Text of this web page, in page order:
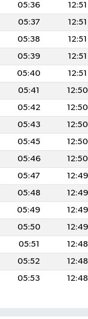
05:36 12:51
05:37 12:51
05:38 12:51
05:39 12:51
05:40 12:51
05:41 12:50
05:42 12:50
05:43 12:50
05:45 12:50
05:46 12:50
05:47 12:49
05:48 12:49
05:49 12:49
05:50 12:49
05:51 12:48
05:52 12:48
05:53 12:48